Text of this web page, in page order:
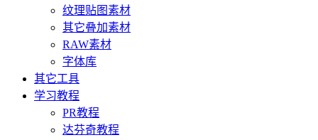
纹理贴图素材
其它叠加素材
RAW素材
字体库
其它工具
学习教程
PR教程
达芬奇教程